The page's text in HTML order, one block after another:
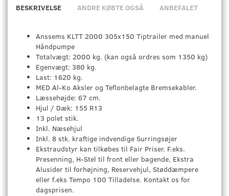
BESKRIVELSE ANDRE KØBTE OGSÅ ANBEFALET
Anssems KLTT 2000 305x150 Tiptrailer med manuel
Håndpumpe
Totalvægt: 2000 kg. (kan også ordres som 1350 kg)
Egenvægt: 380 kg.
Last: 1620 kg.
MED Al-Ko Aksler og Teflonbelagte Bremsekabler.
Læssehøjde: 67 cm.
Hjul / Dæk: 155 R13
13 polet stik.
Inkl. Næsehjul
Inkl. 8 stk. kraftige indvendige Surringsøjer
Ekstraudstyr kan tilkøbes til Fair Priser. F.eks.
Presenning, H-Stel til front eller bagende, Ekstra
Alusider til forhøjning, Reservehjul, Støddæmpere
eller f.eks Tempo 100 Tilladelse. Kontakt os for
dagsprisen.